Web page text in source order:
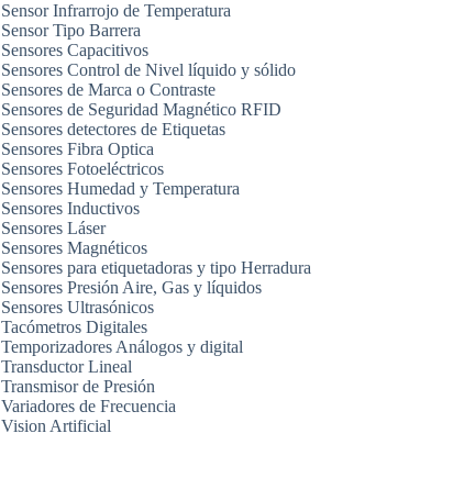
Sensor Infrarrojo de Temperatura
Sensor Tipo Barrera
Sensores Capacitivos
Sensores Control de Nivel líquido y sólido
Sensores de Marca o Contraste
Sensores de Seguridad Magnético RFID
Sensores detectores de Etiquetas
Sensores Fibra Optica
Sensores Fotoeléctricos
Sensores Humedad y Temperatura
Sensores Inductivos
Sensores Láser
Sensores Magnéticos
Sensores para etiquetadoras y tipo Herradura
Sensores Presión Aire, Gas y líquidos
Sensores Ultrasónicos
Tacómetros Digitales
Temporizadores Análogos y digital
Transductor Lineal
Transmisor de Presión
Variadores de Frecuencia
Vision Artificial